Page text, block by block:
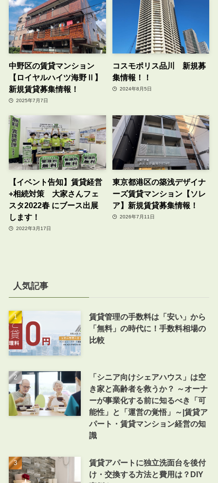
中野区の賃貸マンション
【ロイヤルハイツ海野Ⅱ】
新規賃貸募集情報！
2025年7月7日
コスモポリス品川 新規募
集情報！！
2024年8月5日
【イベント告知】賃貸経営
+相続対策 大家さんフェ
スタ2022春 にブース出展
します！
2022年3月17日
東京都港区の築浅デザイナ
ーズ賃貸マンション【ソレ
ア】新規賃貸募集情報！
2026年7月11日
人気記事
賃貸管理の手数料は「安い」から
「無料」の時代に！手数料相場の
比較
「シニア向けシェアハウス」は空
き家と高齢者を救うか？ ～オーナ
ーが事業化する前に知るべき「可
能性」と「運営の覚悟」～|賃貸ア
パート・賃貸マンション経営の知
識
賃貸アパートに独立洗面台を後付
け・交換する方法と費用は？DIY